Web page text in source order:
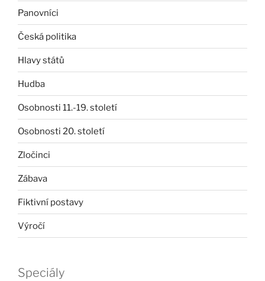
Panovníci
Česká politika
Hlavy států
Hudba
Osobnosti 11.-19. století
Osobnosti 20. století
Zločinci
Zábava
Fiktivní postavy
Výročí
Speciály